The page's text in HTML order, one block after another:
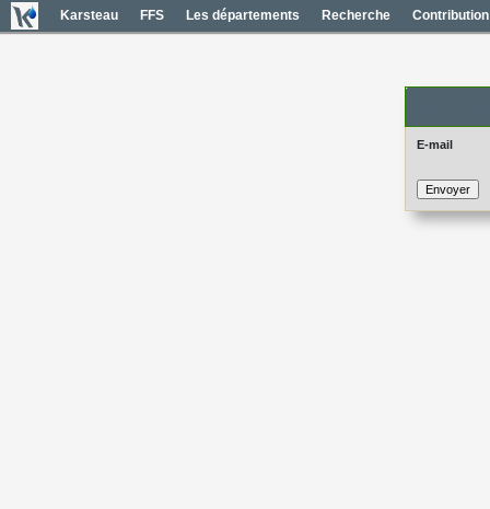
Karsteau FFS Les départements Recherche Contribution
E-mail